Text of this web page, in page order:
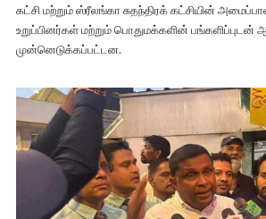
கட்சி மற்றும் ஸ்ரீலங்கா சுதந்திரக் கட்சியின்
உறுப்பினர்கள் மற்றும் பொதுமக்களின் பங்களிப்புடன்
முன்னெடுக்கப்பட்டன.